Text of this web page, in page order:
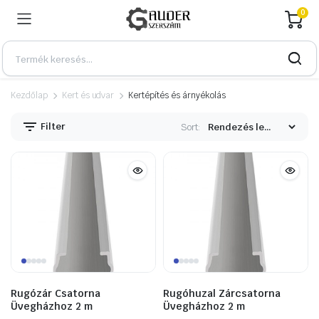
0
Kezdőlap Kert és udvar Kertépítés és árnyékolás
Filter Sort:
Rugózár Csatorna
Üvegházhoz 2 m
Rugóhuzal Zárcsatorna
Üvegházhoz 2 m